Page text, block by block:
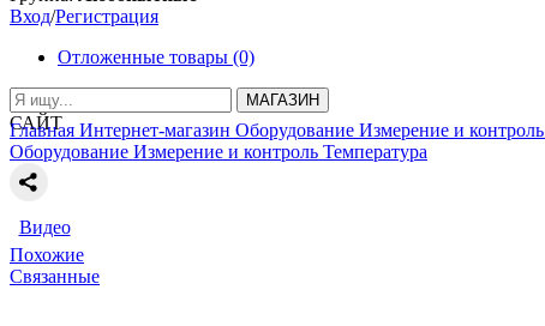
Вход/Регистрация
Отложенные товары (0)
МАГАЗИН
САЙТ
Главная Интернет-магазин Оборудование Измерение и контроль
Оборудование Измерение и контроль Температура
Видео
Похожие
Связанные